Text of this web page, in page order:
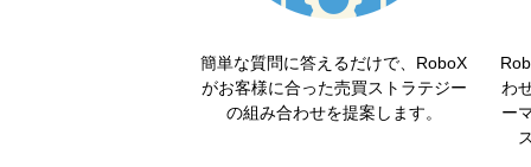
簡単な質問に答えるだけで、RoboX
がお客様に合った売買ストラテジー
の組み合わせを提案します。
わ
ー